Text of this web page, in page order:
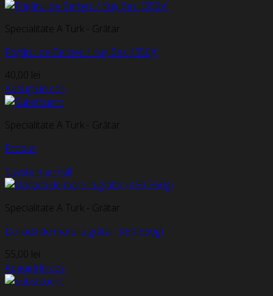
Specialitate A Turk - Grătar
Frigărui de Berbec / Kuș Bași (350g)
40,00 lei
Adaugă în coș
Specialitate A Turk - Grătar
Produs
Citește mai mult
Specialitate A Turk - Grătar
Doradă de mare la grătar (450-550g)
55,00 lei
Adaugă în coș